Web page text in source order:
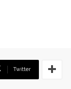
Twitter